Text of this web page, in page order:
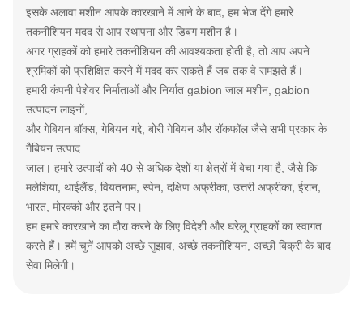
इसके अलावा मशीन आपके कारखाने में आने के बाद, हम भेज देंगे हमारे
तकनीशियन मदद से आप स्थापना और डिबग मशीन है।
अगर ग्राहकों को हमारे तकनीशियन की आवश्यकता होती है, तो आप अपने
श्रमिकों को प्रशिक्षित करने में मदद कर सकते हैं जब तक वे समझते हैं।
हमारी कंपनी पेशेवर निर्माताओं और निर्यात gabion जाल मशीन, gabion
उत्पादन लाइनों,
और गेबियन बॉक्स, गेबियन गद्दे, बोरी गेबियन और रॉकफॉल जैसे सभी प्रकार के
गैबियन उत्पाद
जाल। हमारे उत्पादों को 40 से अधिक देशों या क्षेत्रों में बेचा गया है, जैसे कि
मलेशिया, थाईलैंड, वियतनाम, स्पेन, दक्षिण अफ्रीका, उत्तरी अफ्रीका, ईरान,
भारत, मोरक्को और इतने पर।
हम हमारे कारखाने का दौरा करने के लिए विदेशी और घरेलू ग्राहकों का स्वागत
करते हैं। हमें चुनें आपको अच्छे सुझाव, अच्छे तकनीशियन, अच्छी बिक्री के बाद
सेवा मिलेगी।